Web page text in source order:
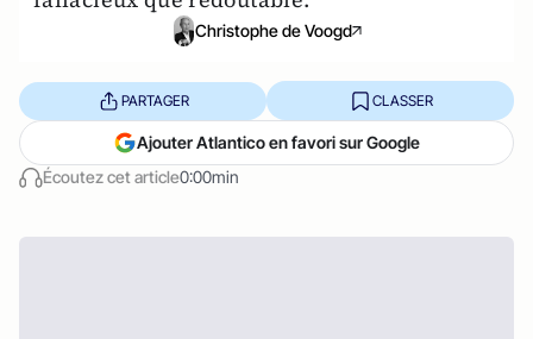
Christophe de Voogd
Écoutez cet article0:00min
PARTAGER CLASSER
Ajouter Atlantico en favori sur Google